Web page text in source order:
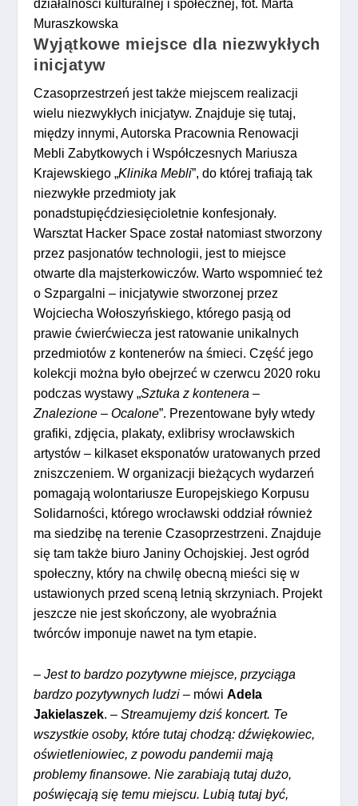
działalności kulturalnej i społecznej, fot. Marta
Muraszkowska
Wyjątkowe miejsce dla niezwykłych
inicjatyw
Czasoprzestrzeń jest także miejscem realizacji
wielu niezwykłych inicjatyw. Znajduje się tutaj,
między innymi, Autorska Pracownia Renowacji
Mebli Zabytkowych i Współczesnych Mariusza
Krajewskiego „Klinika Mebli”, do której trafiają tak
niezwykłe przedmioty jak
ponadstupięćdziesięcioletnie konfesjonały.
Warsztat Hacker Space został natomiast stworzony
przez pasjonatów technologii, jest to miejsce
otwarte dla majsterkowiczów. Warto wspomnieć też
o Szpargalni – inicjatywie stworzonej przez
Wojciecha Wołoszyńskiego, którego pasją od
prawie ćwierćwiecza jest ratowanie unikalnych
przedmiotów z kontenerów na śmieci. Część jego
kolekcji można było obejrzeć w czerwcu 2020 roku
podczas wystawy „Sztuka z kontenera –
Znalezione – Ocalone”. Prezentowane były wtedy
grafiki, zdjęcia, plakaty, exlibrisy wrocławskich
artystów – kilkaset eksponatów uratowanych przed
zniszczeniem. W organizacji bieżących wydarzeń
pomagają wolontariusze Europejskiego Korpusu
Solidarności, którego wrocławski oddział również
ma siedzibę na terenie Czasoprzestrzeni. Znajduje
się tam także biuro Janiny Ochojskiej. Jest ogród
społeczny, który na chwilę obecną mieści się w
ustawionych przed sceną letnią skrzyniach. Projekt
jeszcze nie jest skończony, ale wyobraźnia
twórców imponuje nawet na tym etapie.
–Jest to bardzo pozytywne miejsce, przyciąga
bardzo pozytywnych ludzi – mówiAdela
Jakielaszek. –Streamujemy dziś koncert. Te
wszystkie osoby, które tutaj chodzą: dźwiękowiec,
oświetleniowiec, z powodu pandemii mają
problemy finansowe. Nie zarabiają tutaj dużo,
poświęcają się temu miejscu. Lubią tutaj być,